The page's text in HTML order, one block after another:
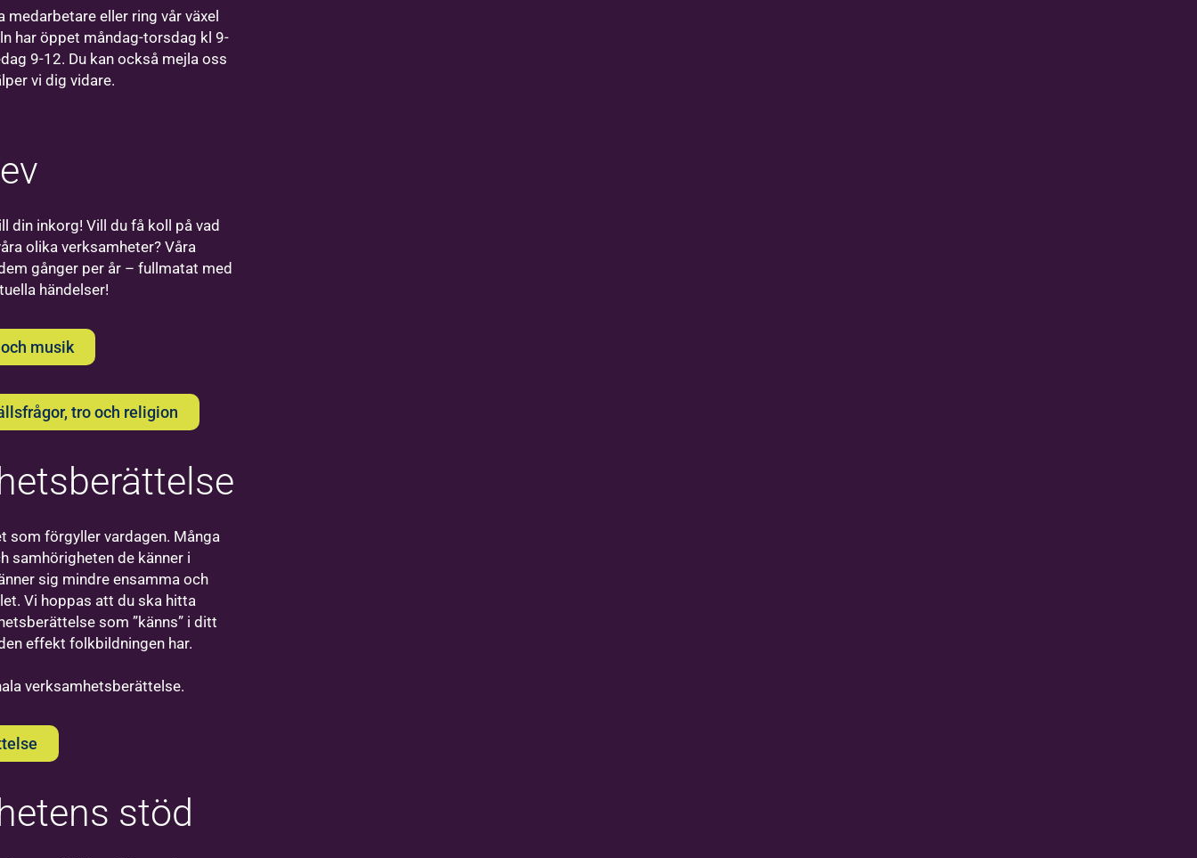
Stockholm finns
vårt regionkontor
för Bilda Öst.
Bilda
Uppsala
Välkommen
till oss på
Uppsala!
Bilda
Visby
Välkommen
till oss på
Bilda i
Visby!
Södertälje
medarbetare eller ring vår växel
har öppet måndag-torsdag kl 9-
9-12. Du kan också mejla oss
vi dig vidare.
din inkorg! Vill du få koll på vad
olika verksamheter? Våra
gånger per år – fullmatat med
händelser!
musik
tro och religion
som förgyller vardagen. Många
samhörigheten de känner i
sig mindre ensamma och
Vi hoppas att du ska hitta
som ”känns” i ditt
effekt folkbildningen har.
verksamhetsberättelse.
stöd